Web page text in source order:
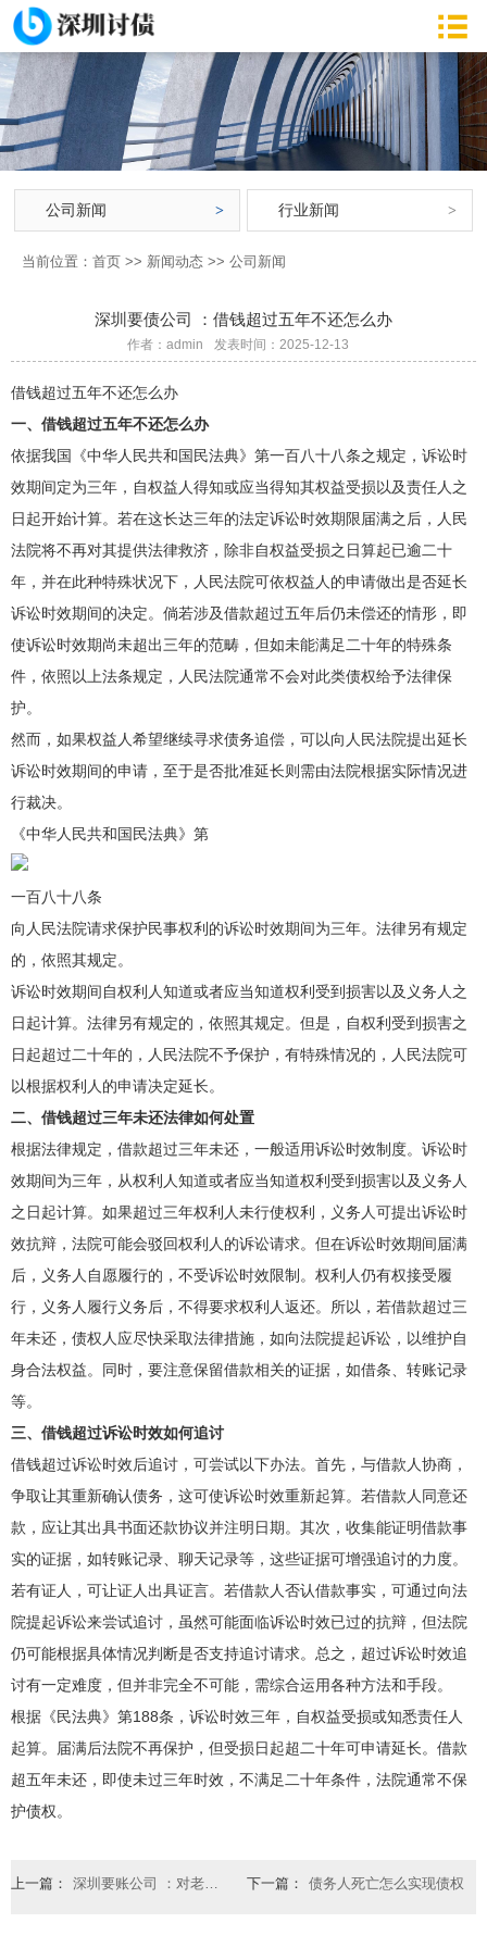
公司新闻 行业新闻
当前位置： 首页 >> 新闻动态 >> 公司新闻
深圳要债公司 ：借钱超过五年不还怎么办
作者：admin 发表时间：2025-12-13
借钱超过五年不还怎么办
一、借钱超过五年不还怎么办
依据我国《中华人民共和国民法典》第一百八十八条之规定，诉讼时
效期间定为三年，自权益人得知或应当得知其权益受损以及责任人之
日起开始计算。若在这长达三年的法定诉讼时效期限届满之后，人民
法院将不再对其提供法律救济，除非自权益受损之日算起已逾二十
年，并在此种特殊状况下，人民法院可依权益人的申请做出是否延长
诉讼时效期间的决定。倘若涉及借款超过五年后仍未偿还的情形，即
使诉讼时效期尚未超出三年的范畴，但如未能满足二十年的特殊条
件，依照以上法条规定，人民法院通常不会对此类债权给予法律保
护。
然而，如果权益人希望继续寻求债务追偿，可以向人民法院提出延长
诉讼时效期间的申请，至于是否批准延长则需由法院根据实际情况进
行裁决。
《中华人民共和国民法典》第
一百八十八条
向人民法院请求保护民事权利的诉讼时效期间为三年。法律另有规定
的，依照其规定。
诉讼时效期间自权利人知道或者应当知道权利受到损害以及义务人之
日起计算。法律另有规定的，依照其规定。但是，自权利受到损害之
日起超过二十年的，人民法院不予保护，有特殊情况的，人民法院可
以根据权利人的申请决定延长。
二、借钱超过三年未还法律如何处置
根据法律规定，借款超过三年未还，一般适用诉讼时效制度。诉讼时
效期间为三年，从权利人知道或者应当知道权利受到损害以及义务人
之日起计算。如果超过三年权利人未行使权利，义务人可提出诉讼时
效抗辩，法院可能会驳回权利人的诉讼请求。但在诉讼时效期间届满
后，义务人自愿履行的，不受诉讼时效限制。权利人仍有权接受履
行，义务人履行义务后，不得要求权利人返还。所以，若借款超过三
年未还，债权人应尽快采取法律措施，如向法院提起诉讼，以维护自
身合法权益。同时，要注意保留借款相关的证据，如借条、转账记录
等。
三、借钱超过诉讼时效如何追讨
借钱超过诉讼时效后追讨，可尝试以下办法。首先，与借款人协商，
争取让其重新确认债务，这可使诉讼时效重新起算。若借款人同意还
款，应让其出具书面还款协议并注明日期。其次，收集能证明借款事
实的证据，如转账记录、聊天记录等，这些证据可增强追讨的力度。
若有证人，可让证人出具证言。若借款人否认借款事实，可通过向法
院提起诉讼来尝试追讨，虽然可能面临诉讼时效已过的抗辩，但法院
仍可能根据具体情况判断是否支持追讨请求。总之，超过诉讼时效追
讨有一定难度，但并非完全不可能，需综合运用各种方法和手段。
根据《民法典》第188条，诉讼时效三年，自权益受损或知悉责任人
起算。届满后法院不再保护，但受损日起超二十年可申请延长。借款
超五年未还，即使未过三年时效，不满足二十年条件，法院通常不保
护债权。
上一篇： 深圳要账公司 ：对老赖拘留最长多久执行 下一篇： 债务人死亡怎么实现债权